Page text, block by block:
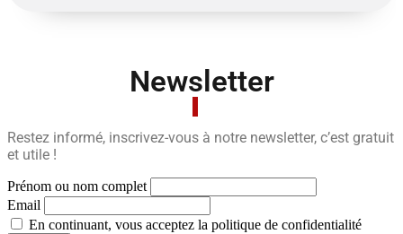
Newsletter
Restez informé, inscrivez-vous à notre newsletter, c’est gratuit
et utile !
Prénom ou nom complet
Email
En continuant, vous acceptez la politique de confidentialité